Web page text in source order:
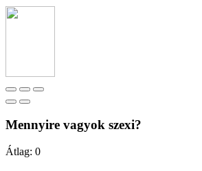
Mennyire vagyok szexi?
Átlag: 0